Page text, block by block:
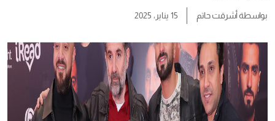
بواسطةأشرقت حاتم 15 يناير، 2025